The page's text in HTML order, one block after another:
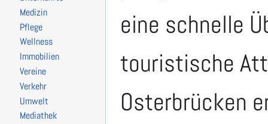
eine schnelle
touristische
Osterbrücken
Medizin
Pflege
Wellness
Immobilien
Vereine
Verkehr
Umwelt
Mediathek